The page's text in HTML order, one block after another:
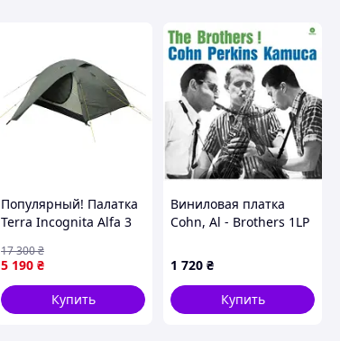
Популярный! Палатка
Terra Incognita Alfa 3
Лучшее качество
только на
Nukleon.com.ua
5 190 ₴
17 300₴
Купить
Виниловая платка
Cohn, Al - Brothers 1LP
1 720 ₴
Купить